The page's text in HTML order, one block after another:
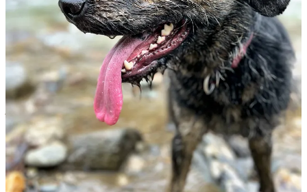
Wil je meer van dit soortBrainfartslezen? En denk je “ik gun die
gozer wel een paar eurootjes zodat hij zijn schrijfsels blijft delen”.
Dan kun je betalend lid worden en voorzie je mij van een beetje
schrijvend bestaansrecht!
Subscribe
hieronder, kies voor een maandabonnement,
jaarabonnement (17% korting!) of sponsorship en ontvang als eerste
(exclusieve) content.
Eenmalig doneren kan hierof met een directe overboeking naar
NL70 BUNQ 2076 5623 89 t.n.v. Tjeerds Brainfarts.
Mijn dank is groot en oneindig!